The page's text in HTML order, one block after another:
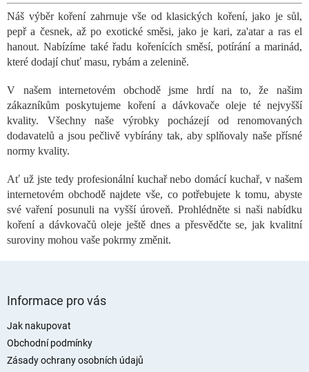
l
á
d
a
c
p
r
v
k
y
p
i
s
u
Náš výběr koření zahrnuje vše od klasických koření, jako je sůl,
pepř a česnek, až po exotické směsi, jako je kari, za'atar a ras el
hanout. Nabízíme také řadu kořenících směsí, potírání a marinád,
které dodají chuť masu, rybám a zelenině.
V našem internetovém obchodě jsme hrdí na to, že našim
zákazníkům poskytujeme koření a dávkovače oleje té nejvyšší
kvality. Všechny naše výrobky pocházejí od renomovaných
dodavatelů a jsou pečlivě vybírány tak, aby splňovaly naše přísné
normy kvality.
Ať už jste tedy profesionální kuchař nebo domácí kuchař, v našem
internetovém obchodě najdete vše, co potřebujete k tomu, abyste
své vaření posunuli na vyšší úroveň. Prohlédněte si naši nabídku
koření a dávkovačů oleje ještě dnes a přesvědčte se, jak kvalitní
suroviny mohou vaše pokrmy změnit.
Informace pro vás
Jak nakupovat
Obchodní podmínky
Zásady ochrany osobních údajů